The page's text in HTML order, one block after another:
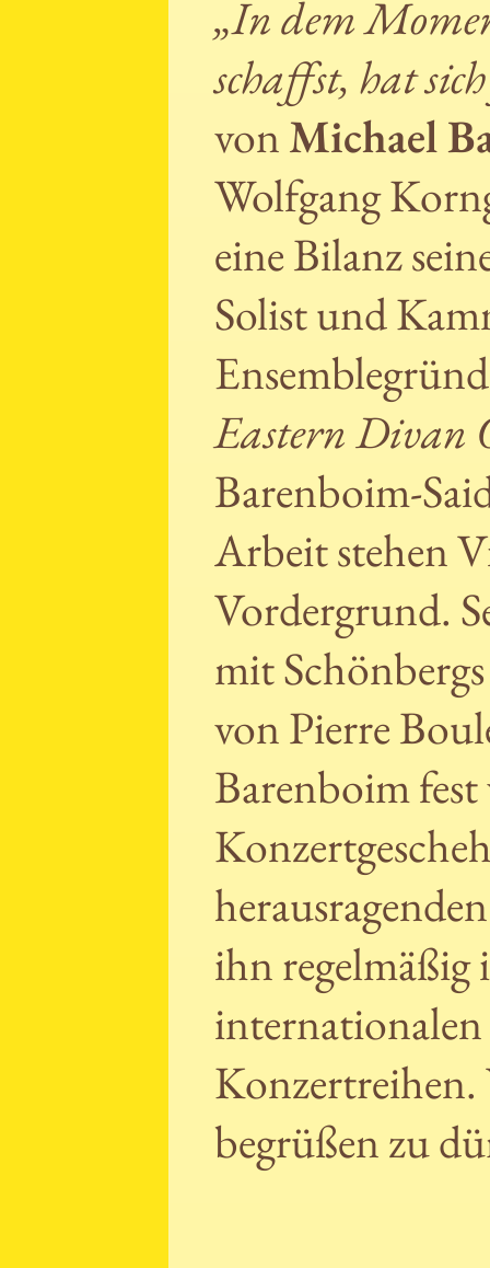
„In dem
schaffst, hat
vonMichael
Wolfgang
eine Bilanz
Solist und
Eastern Divan
Barenboim-
Arbeit stehen
Vordergrund.
mit
von Pierre
Barenboim
ihn regelmäßig
begrüßen zu